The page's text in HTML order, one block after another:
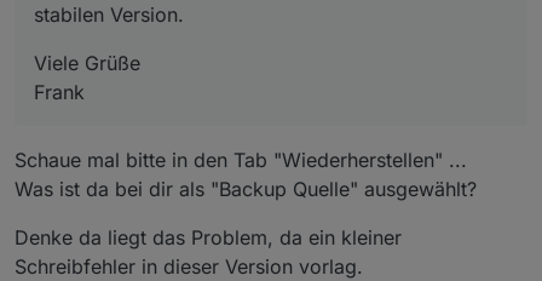
stabilen Version.
Viele Grüße
Frank
Schaue mal bitte in den Tab "Wiederherstellen" ...
Was ist da bei dir als "Backup Quelle" ausgewählt?
Denke da liegt das Problem, da ein kleiner
Schreibfehler in dieser Version vorlag.